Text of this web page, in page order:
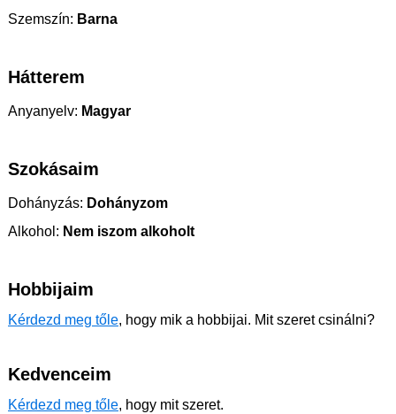
Szemszín: Barna
Hátterem
Anyanyelv: Magyar
Szokásaim
Dohányzás: Dohányzom
Alkohol: Nem iszom alkoholt
Hobbijaim
Kérdezd meg tőle, hogy mik a hobbijai. Mit szeret csinálni?
Kedvenceim
Kérdezd meg tőle, hogy mit szeret.